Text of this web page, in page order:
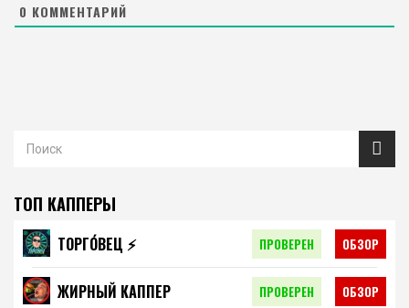
0 КОММЕНТАРИЙ
ТОП КАППЕРЫ
ТОРГО́ВЕЦ ⚡️ ПРОВЕРЕН ОБЗОР
ЖИРНЫЙ КАППЕР ПРОВЕРЕН ОБЗОР